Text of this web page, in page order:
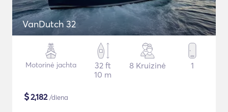
VanDutch 32
Motorinė jachta
32 ft
10 m
8 Kruizinė 1
$2,182/diena